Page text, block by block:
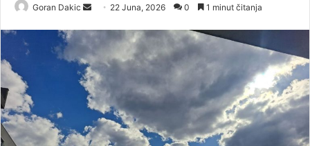
Goran Dakic
d
a
n
e
m
a
22 Juna, 2026 0 1 minut čitanja